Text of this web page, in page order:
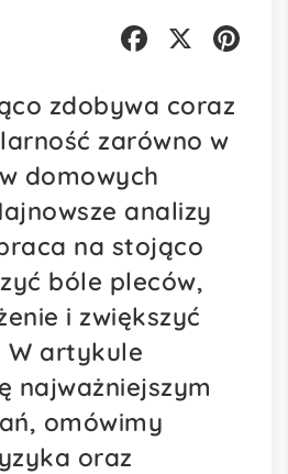
zdobywa coraz
zarówno w
domowych
analizy
na stojąco
bóle pleców,
i zwiększyć
W artykule
najważniejszym
omówimy
oraz